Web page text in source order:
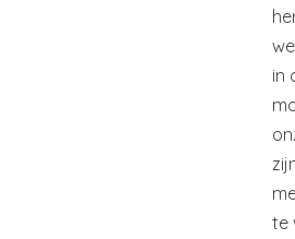
in
te